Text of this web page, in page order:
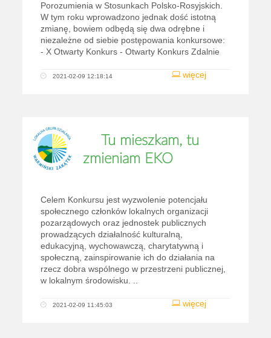
Porozumienia w Stosunkach Polsko-Rosyjskich.
W tym roku wprowadzono jednak dość istotną
zmianę, bowiem odbędą się dwa odrębne i
niezależne od siebie postępowania konkursowe:
- X Otwarty Konkurs - Otwarty Konkurs Zdalnie
więcej
2021-02-09 12:18:14
Tu mieszkam, tu
zmieniam EKO
Celem Konkursu jest wyzwolenie potencjału
społecznego członków lokalnych organizacji
pozarządowych oraz jednostek publicznych
prowadzących działalność kulturalną,
edukacyjną, wychowawczą, charytatywną i
społeczną, zainspirowanie ich do działania na
rzecz dobra wspólnego w przestrzeni publicznej,
w lokalnym środowisku. ..
więcej
2021-02-09 11:45:03